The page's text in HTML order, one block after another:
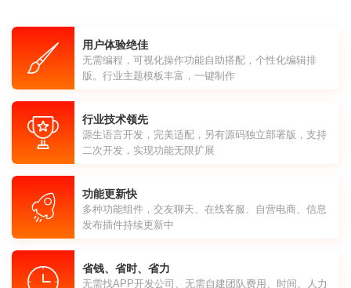
用户体验绝佳
无需编程，可视化操作功能自助搭配，个性化编辑排
版。行业主题模板丰富，一键制作
行业技术领先
源生语言开发，完美适配，另有源码独立部署版，支持
二次开发，实现功能无限扩展
功能更新快
多种功能组件，交友聊天、在线客服、自营电商、信息
发布插件持续更新中
省钱、省时、省力
无需找APP开发公司、无需自建团队费用、时间、人力